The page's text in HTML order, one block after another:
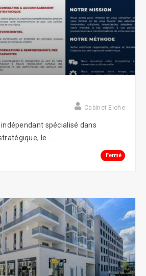
Cabinet Elohe
spécialisé dans
le ...
Fermé